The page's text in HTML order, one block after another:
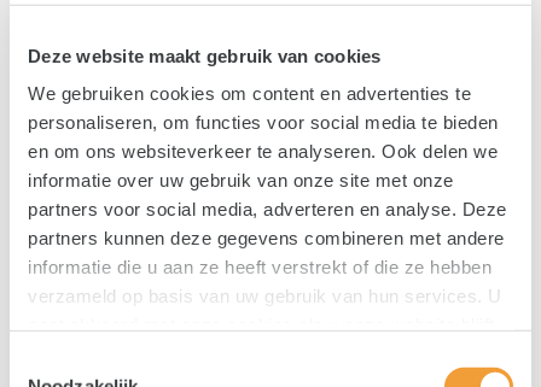
Deze website maakt gebruik van cookies
We gebruiken cookies om content en advertenties te
personaliseren, om functies voor social media te bieden
en om ons websiteverkeer te analyseren. Ook delen we
informatie over uw gebruik van onze site met onze
partners voor social media, adverteren en analyse. Deze
partners kunnen deze gegevens combineren met andere
informatie die u aan ze heeft verstrekt of die ze hebben
verzameld op basis van uw gebruik van hun services. U
30 MAART 2026 DOOR IGOR MEIJS FACTORING NIEUWS
Btw-deadline, openstaande facturen en onrust
in je hoofd
Zo helpt factoring én zo leg je het uit aan je opdrachtgever
De btw-deadline komt dichterbij, je boekhoudpakket